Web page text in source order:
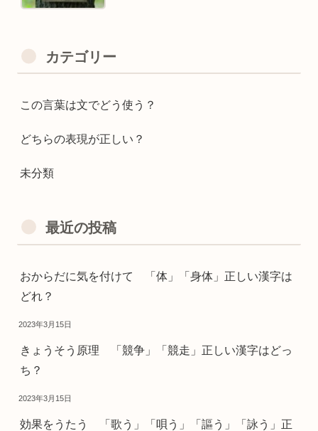
カテゴリー
この言葉は文でどう使う？
どちらの表現が正しい？
未分類
最近の投稿
おからだに気を付けて 「体」「身体」正しい漢字は
どれ？
2023年3月15日
きょうそう原理 「競争」「競走」正しい漢字はどっ
ち？
2023年3月15日
効果をうたう 「歌う」「唄う」「謳う」「詠う」正